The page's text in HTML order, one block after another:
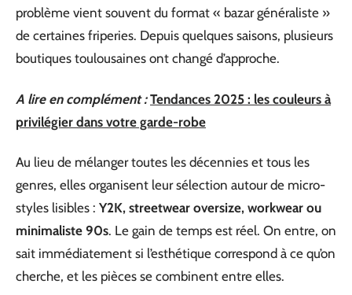
problème vient souvent du format « bazar généraliste »
de certaines friperies. Depuis quelques saisons, plusieurs
boutiques toulousaines ont changé d’approche.
A lire en complément : Tendances 2025 : les couleurs à
privilégier dans votre garde-robe
Au lieu de mélanger toutes les décennies et tous les
genres, elles organisent leur sélection autour de micro-
styles lisibles : Y2K, streetwear oversize, workwear ou
minimaliste 90s. Le gain de temps est réel. On entre, on
sait immédiatement si l’esthétique correspond à ce qu’on
cherche, et les pièces se combinent entre elles.